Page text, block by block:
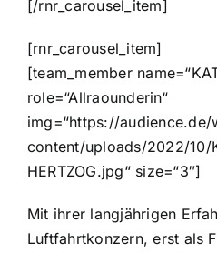
[/rnr_carousel_item]
[rnr_carousel_item]
[team_member
role=“Allraounderin“
img=“https://audience.de/
content/uploads/2022/10/
HERTZOG.jpg“ size=“3″]
Mit ihrer langjährigen
Luftfahrtkonzern, erst als